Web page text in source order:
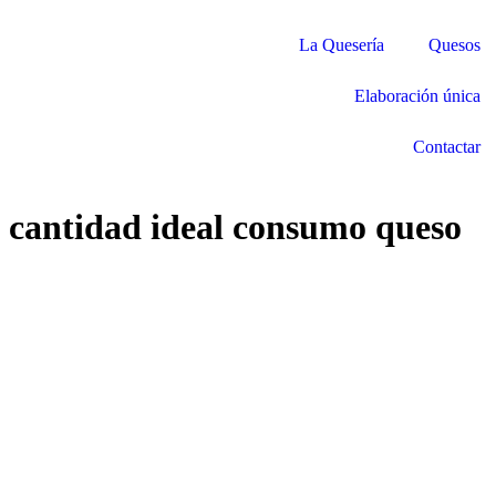
La Quesería Quesos
Elaboración única
Contactar
cantidad ideal consumo queso